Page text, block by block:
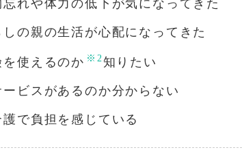
ネジメント
とケアマネの実践知
る理由
暮らしに希望をつなぐ仕事
ジャー・介護相談 対応エ
れや体力の低下が気になってきた
の親の生活が心配になってきた
使えるのか ※2 知りたい
ービスがあるのか分からない
で負担を感じている